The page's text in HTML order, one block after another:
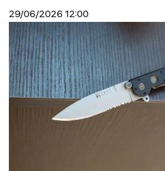
29/06/2026 12:00